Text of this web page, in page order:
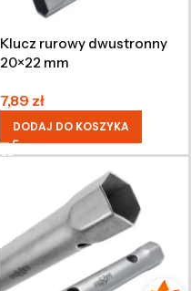
Klucz rurowy dwustronny
20×22 mm
7,89 zł
DODAJ DO KOSZYKA